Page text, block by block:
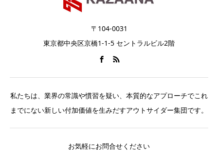
〒104-0031
東京都中央区京橋1-1-5 セントラルビル2階
私たちは、業界の常識や慣習を疑い、本質的なアプローチでこれ
までにない新しい付加価値を生みだすアウトサイダー集団です。
お気軽にお問合せください